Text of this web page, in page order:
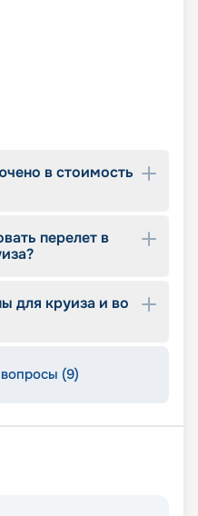
в стоимость
перелет в
для круиза и во
(9)